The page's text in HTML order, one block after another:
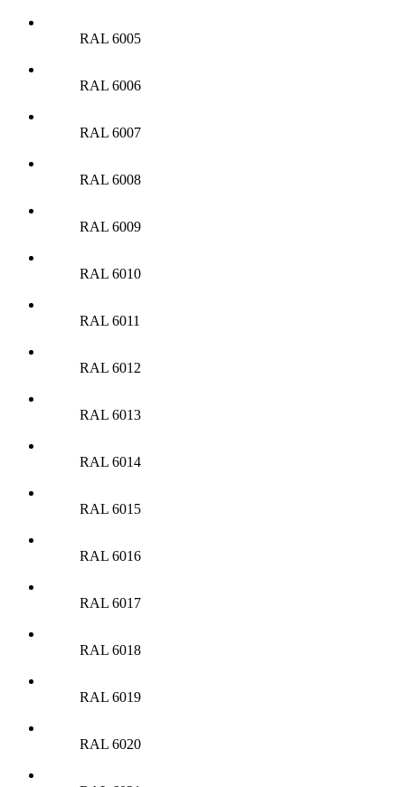
RAL 6005
RAL 6006
RAL 6007
RAL 6008
RAL 6009
RAL 6010
RAL 6011
RAL 6012
RAL 6013
RAL 6014
RAL 6015
RAL 6016
RAL 6017
RAL 6018
RAL 6019
RAL 6020